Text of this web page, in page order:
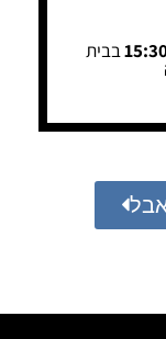
בבית